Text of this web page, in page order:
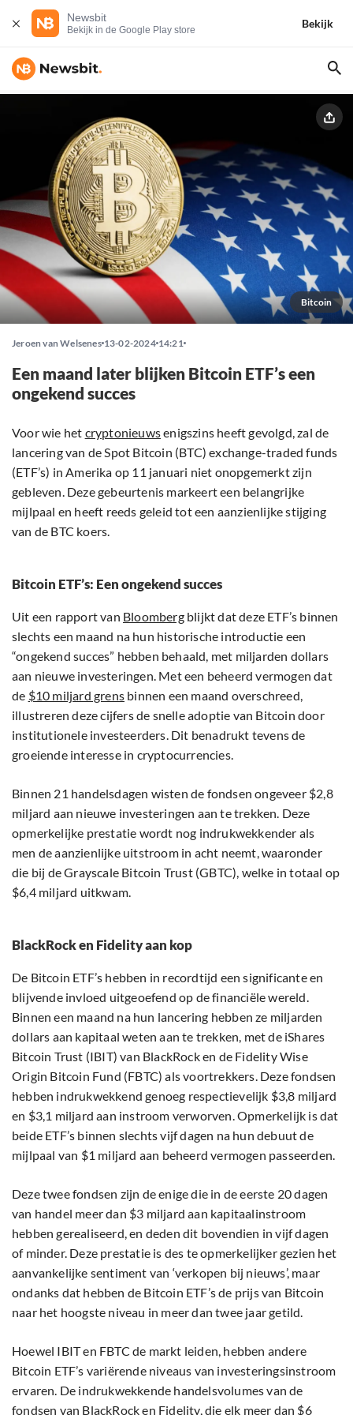
Newsbit
Bekijk in de Google Play store
Bekijk
Bitcoin
Jeroen van Welsenes 13-02-2024 14:21
Een maand later blijken Bitcoin ETF’s een
ongekend succes
Voor wie het cryptonieuwsenigszins heeft gevolgd, zal de
lancering van de Spot Bitcoin (BTC) exchange-traded funds
(ETF’s) in Amerika op 11 januari niet onopgemerkt zijn
gebleven. Deze gebeurtenis markeert een belangrijke
mijlpaal en heeft reeds geleid tot een aanzienlijke stijging
van de BTC koers.
Bitcoin ETF’s: Een ongekend succes
Uit een rapport van Bloombergblijkt dat deze ETF’s binnen
slechts een maand na hun historische introductie een
“ongekend succes” hebben behaald, met miljarden dollars
aan nieuwe investeringen. Met een beheerd vermogen dat
de $10 miljard grens binnen een maand overschreed,
illustreren deze cijfers de snelle adoptie van Bitcoin door
institutionele investeerders. Dit benadrukt tevens de
groeiende interesse in cryptocurrencies.
Binnen 21 handelsdagen wisten de fondsen ongeveer $2,8
miljard aan nieuwe investeringen aan te trekken. Deze
opmerkelijke prestatie wordt nog indrukwekkender als
men de aanzienlijke uitstroom in acht neemt, waaronder
die bij de Grayscale Bitcoin Trust (GBTC), welke in totaal op
$6,4 miljard uitkwam.
BlackRock en Fidelity aan kop
De Bitcoin ETF’s hebben in recordtijd een significante en
blijvende invloed uitgeoefend op de financiële wereld.
Binnen een maand na hun lancering hebben ze miljarden
dollars aan kapitaal weten aan te trekken, met de iShares
Bitcoin Trust (IBIT) van BlackRock en de Fidelity Wise
Origin Bitcoin Fund (FBTC) als voortrekkers. Deze fondsen
hebben indrukwekkend genoeg respectievelijk $3,8 miljard
en $3,1 miljard aan instroom verworven. Opmerkelijk is dat
beide ETF’s binnen slechts vijf dagen na hun debuut de
mijlpaal van $1 miljard aan beheerd vermogen passeerden.
Deze twee fondsen zijn de enige die in de eerste 20 dagen
van handel meer dan $3 miljard aan kapitaalinstroom
hebben gerealiseerd, en deden dit bovendien in vijf dagen
of minder. Deze prestatie is des te opmerkelijker gezien het
aanvankelijke sentiment van ‘verkopen bij nieuws’, maar
ondanks dat hebben de Bitcoin ETF’s de prijs van Bitcoin
naar het hoogste niveau in meer dan twee jaar getild.
Hoewel IBIT en FBTC de markt leiden, hebben andere
Bitcoin ETF’s variërende niveaus van investeringsinstroom
ervaren. De indrukwekkende handelsvolumes van de
fondsen van BlackRock en Fidelity, die elk meer dan $6